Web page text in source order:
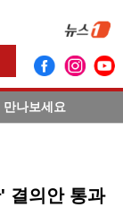
나보세요
결의안 통과